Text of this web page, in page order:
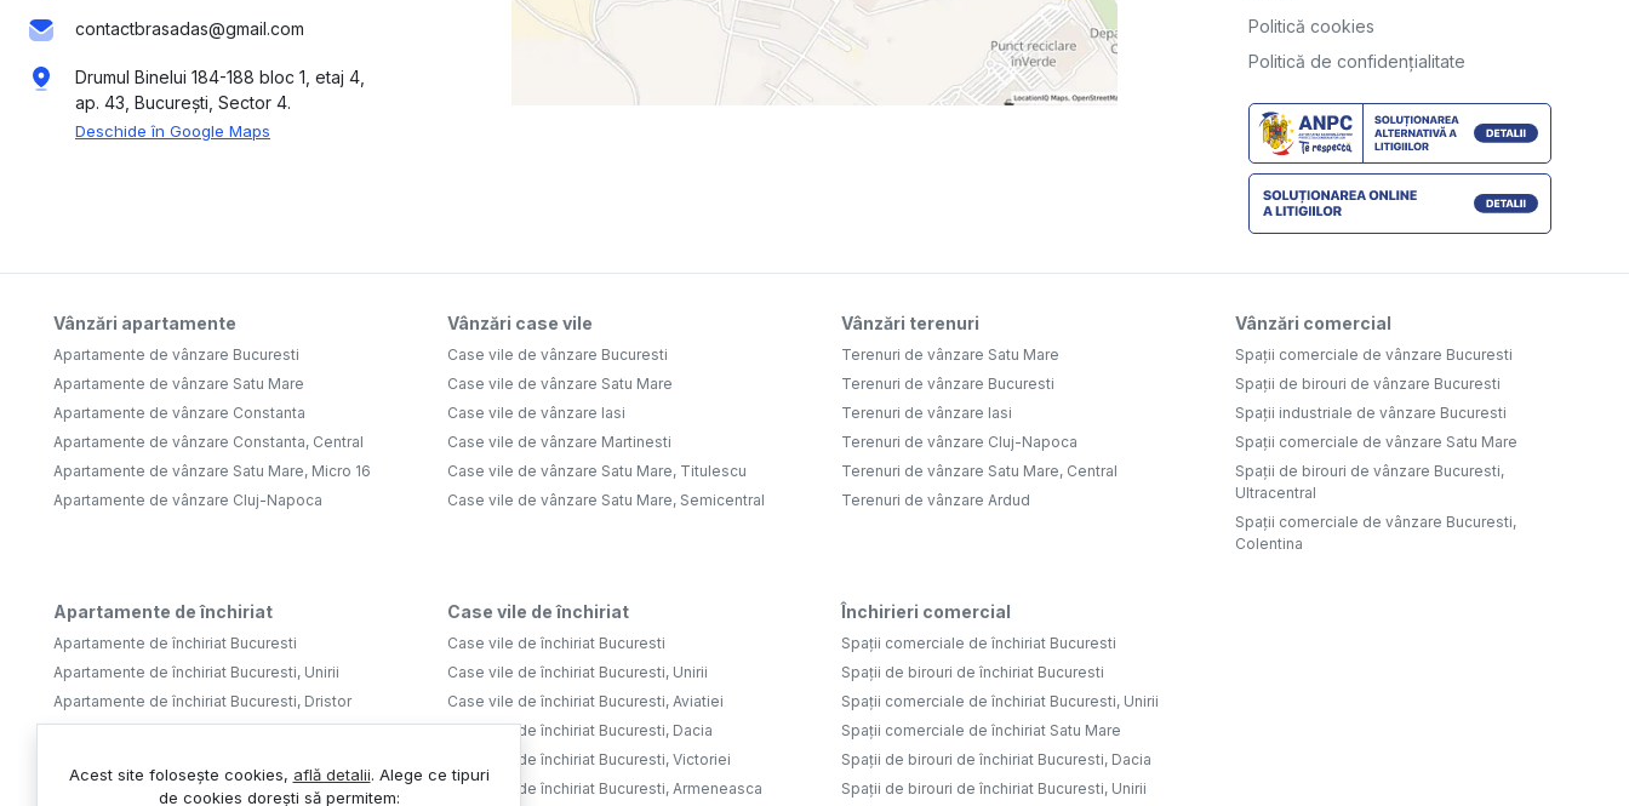
contactbrasadas@gmail.com
Drumul Binelui 184-188 bloc 1, etaj 4,
ap. 43, București, Sector 4.
Deschide în Google Maps
Politică cookies
Politică de confidențialitate
Vânzări apartamente
Apartamente de vânzare Bucuresti
Apartamente de vânzare Satu Mare
Apartamente de vânzare Constanta
Apartamente de vânzare Constanta, Central
Apartamente de vânzare Satu Mare, Micro 16
Apartamente de vânzare Cluj-Napoca
Vânzări case vile
Case vile de vânzare Bucuresti
Case vile de vânzare Satu Mare
Case vile de vânzare Iasi
Case vile de vânzare Martinesti
Case vile de vânzare Satu Mare, Titulescu
Case vile de vânzare Satu Mare, Semicentral
Vânzări terenuri
Terenuri de vânzare Satu Mare
Terenuri de vânzare Bucuresti
Terenuri de vânzare Iasi
Terenuri de vânzare Cluj-Napoca
Terenuri de vânzare Satu Mare, Central
Terenuri de vânzare Ardud
Vânzări comercial
Spații comerciale de vânzare Bucuresti
Spații de birouri de vânzare Bucuresti
Spații industriale de vânzare Bucuresti
Spații comerciale de vânzare Satu Mare
Spații de birouri de vânzare Bucuresti,
Ultracentral
Spații comerciale de vânzare Bucuresti,
Colentina
Apartamente de închiriat
Apartamente de închiriat Bucuresti
Apartamente de închiriat Bucuresti, Unirii
Apartamente de închiriat Bucuresti, Dristor
Apartamente de închiriat Bucuresti, Tineretului
Apartamente de închiriat Bucuresti, Lujerului
Case vile de închiriat
Case vile de închiriat Bucuresti
Case vile de închiriat Bucuresti, Unirii
Case vile de închiriat Bucuresti, Aviatiei
Case vile de închiriat Bucuresti, Dacia
Case vile de închiriat Bucuresti, Victoriei
Case vile de închiriat Bucuresti, Armeneasca
Închirieri comercial
Spații comerciale de închiriat Bucuresti
Spații de birouri de închiriat Bucuresti
Spații comerciale de închiriat Bucuresti, Unirii
Spații comerciale de închiriat Satu Mare
Spații de birouri de închiriat Bucuresti, Dacia
Spații de birouri de închiriat Bucuresti, Unirii
Acest site folosește cookies, află detalii. Alege ce tipuri
de cookies dorești să permitem: